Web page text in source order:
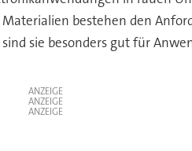
Materialien bestehen den
sie besonders gut für
ANZEIGE
ANZEIGE
ANZEIGE